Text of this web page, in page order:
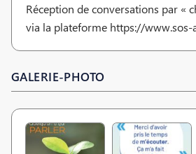
Réception de conversations par «
via la plateforme https://
GALERIE-PHOTO